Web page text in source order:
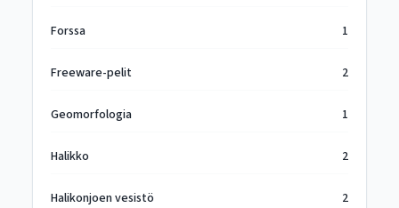
Forssa 1
Freeware-pelit 2
Geomorfologia 1
Halikko 2
Halikonjoen vesistö 2